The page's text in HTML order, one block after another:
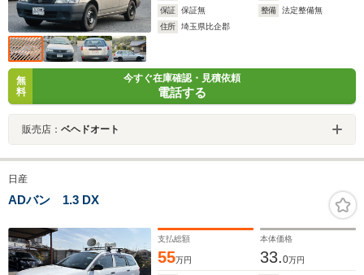
保証
保証無 整備
法定整備無
住所
埼玉県比企郡
無
料
今すぐ在庫確認・見積依頼
電話する
販売店： ベヘドオート
日産
ADバン 1.3 DX
支払総額
55万円
本体価格
33.0万円